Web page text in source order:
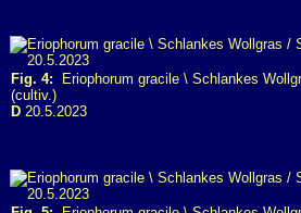
Fig. 4: Eriophorum gracile \ Schlankes
(cultiv.)
D 20.5.2023